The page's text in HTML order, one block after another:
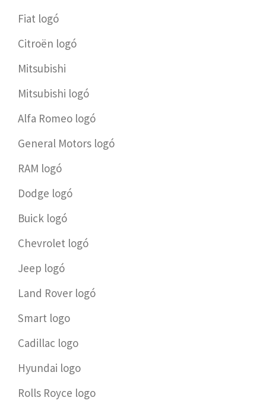
Fiat logó
Citroën logó
Mitsubishi
Mitsubishi logó
Alfa Romeo logó
General Motors logó
RAM logó
Dodge logó
Buick logó
Chevrolet logó
Jeep logó
Land Rover logó
Smart logo
Cadillac logo
Hyundai logo
Rolls Royce logo